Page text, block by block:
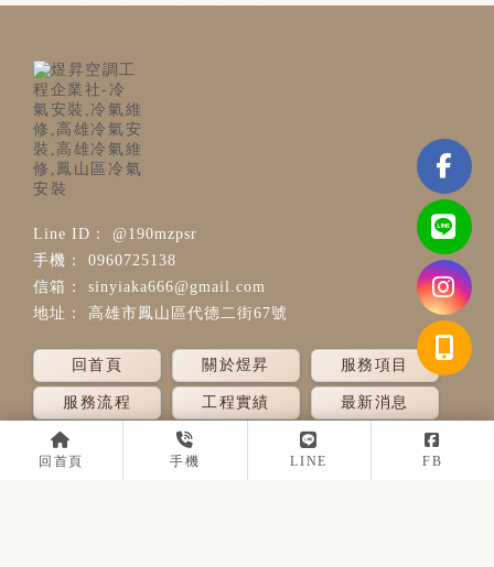
回首頁 手機 LINE FB
@190mzpsr
0960725138
sinyiaka666@gmail.com
高雄市鳳山區代德二街67號
回首頁 關於煜昇 服務項目
服務流程 工程實績 最新消息
預約諮詢